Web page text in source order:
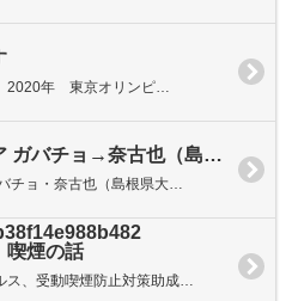
2020年 東京オリンピ…
トラットリア ガバチョ→奈古也（島根県大田市大田町）
チョ・奈古也（島根県大…
喫煙の話
ス、受動喫煙防止対策助成…